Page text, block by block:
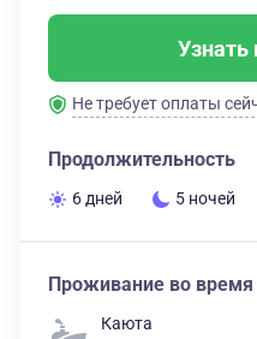
Узнать
Не требует оплаты
Продолжительность
6 дней 5 ночей
Проживание во время
Каюта